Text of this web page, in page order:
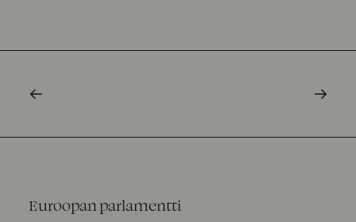
Euroopan parlamentti